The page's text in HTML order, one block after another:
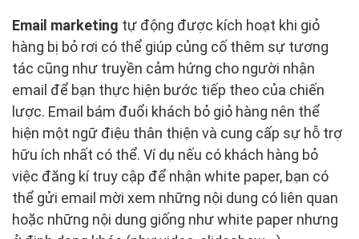
Email marketing tự động được kích hoạt khi giỏ
hàng bị bỏ rơi có thể giúp củng cố thêm sự tương
tác cũng như truyền cảm hứng cho người nhận
email để bạn thực hiện bước tiếp theo của chiến
lược. Email bám đuổi khách bỏ giỏ hàng nên thể
hiện một ngữ điệu thân thiện và cung cấp sự hỗ trợ
hữu ích nhất có thể. Ví dụ nếu có khách hàng bỏ
việc đăng kí truy cập để nhận white paper, bạn có
thể gửi email mời xem những nội dung có liên quan
hoặc những nội dung giống như white paper nhưng